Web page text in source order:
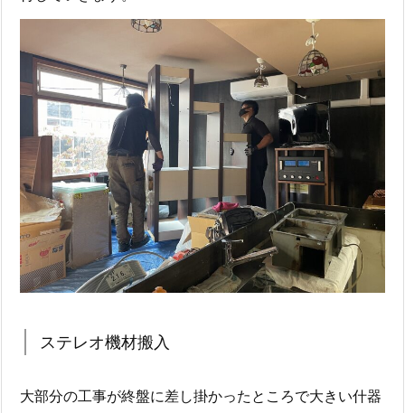
ステレオ機材搬入
大部分の工事が終盤に差し掛かったところで大きい什器